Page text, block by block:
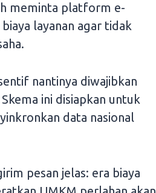
meminta platform e-
layanan agar tidak
nantinya diwajibkan
ini disiapkan untuk
data nasional
pesan jelas: era biaya